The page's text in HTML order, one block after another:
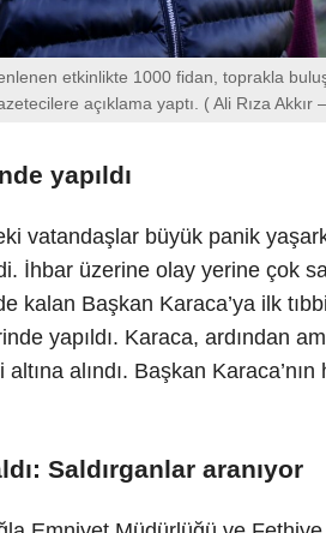
etkinlikte 1000 fidan, toprakla
açıklama yaptı. ( Ali Rıza Akkır
yapıldı
vatandaşlar büyük panik
İhbar üzerine olay yerine çok
kalan Başkan Karaca’ya ilk
yapıldı. Karaca, ardından
alındı. Başkan
Saldırganlar aranıyor